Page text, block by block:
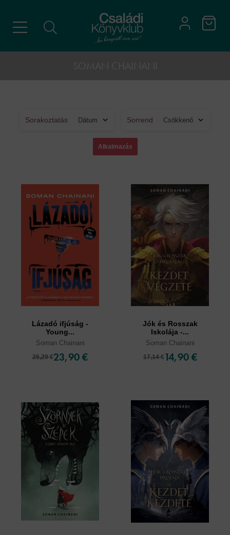
Sorakoztatás Sorrend
Lázadó ifjúság -
Young...
Soman Chainani
26,29 €23,90 €
Jók és Rosszak
Iskolája -...
Soman Chainani
17,14 € 14,90 €